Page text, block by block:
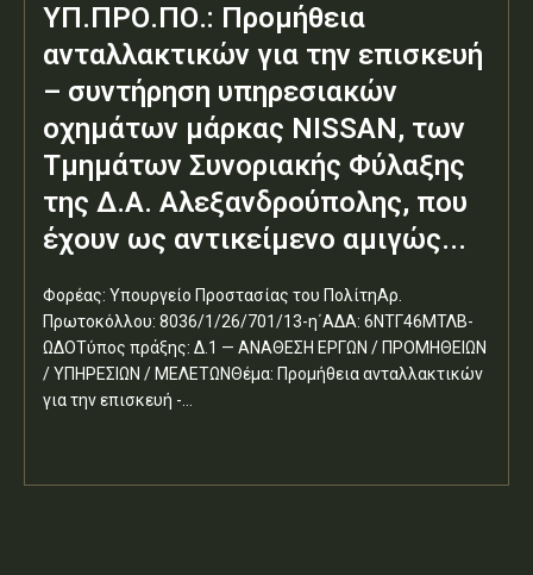
ΥΠ.ΠΡΟ.ΠΟ.: Προμήθεια
ανταλλακτικών για την επισκευή
– συντήρηση υπηρεσιακών
οχημάτων μάρκας NISSAN, των
Τμημάτων Συνοριακής Φύλαξης
της Δ.Α. Αλεξανδρούπολης, που
έχουν ως αντικείμενο αμιγώς...
Φορέας: Υπουργείο Προστασίας του ΠολίτηΑρ.
Πρωτοκόλλου: 8036/1/26/701/13-η΄ΑΔΑ: 6ΝΤΓ46ΜΤΛΒ-
ΩΔΟΤύπος πράξης: Δ.1 — ΑΝΑΘΕΣΗ ΕΡΓΩΝ / ΠΡΟΜΗΘΕΙΩΝ
/ ΥΠΗΡΕΣΙΩΝ / ΜΕΛΕΤΩΝΘέμα: Προμήθεια ανταλλακτικών
για την επισκευή -...